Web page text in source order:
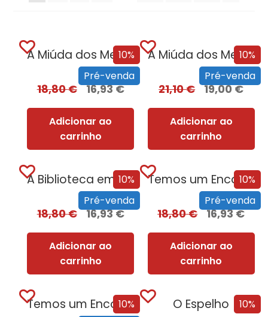
10%
Pré-venda
A Miúda dos Meus Sonhos
18,80€ 16,93€
Adicionar ao
carrinho
10%
Pré-venda
A Miúda dos Meus Sonhos – Edição...
21,10€ 19,00€
Adicionar ao
carrinho
10%
Pré-venda
A Biblioteca em Chamas
18,80€ 16,93€
Adicionar ao
carrinho
10%
Pré-venda
Temos um Encontro (Outra Vez)
18,80€ 16,93€
Adicionar ao
carrinho
10%
Temos um Encontro (Outra Vez) – Edição... 10%
O Espelho